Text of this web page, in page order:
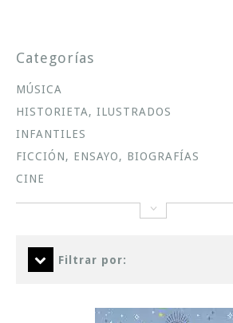
Categorías
MÚSICA
HISTORIETA, ILUSTRADOS
INFANTILES
FICCIÓN, ENSAYO, BIOGRAFÍAS
CINE
Filtrar por: